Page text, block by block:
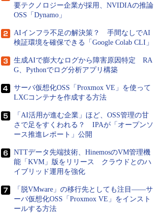
要テクノロジー企業が採用、NVIDIAの推論
OSS「Dynamo」
AIインフラ不足の解決策？ 手間なしでAI
検証環境を確保できる「Google Colab CLI」
生成AIで膨大なログから障害原因特定 RA
G、Pythonでログ分析アプリ構築
サーバ仮想化OSS「Proxmox VE」を使って
LXCコンテナを作成する方法
「AI活用が進む企業」ほど、OSS管理の甘
さで足をすくわれる？ IPAが「オープンソ
ース推進レポート」公開
NTTデータ先端技術、HinemosのVM管理機
能「KVM」版をリリース クラウドとのハ
イブリッド運用を強化
「脱VMware」の移行先としても注目――サ
ーバ仮想化OSS「Proxmox VE」をインスト
ールする方法